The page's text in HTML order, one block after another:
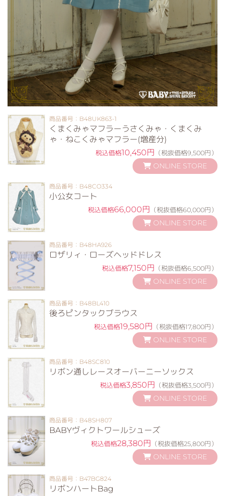
商品番号：B48UK863-1
くまくみゃマフラーうさくみゃ・くまくみ
ゃ・ねこくみゃマフラー(増産分)
税込価格10,450円 （税抜価格9,500円）
ONLINE STORE
商品番号：B48CO334
小公女コート
税込価格66,000円 （税抜価格60,000円）
ONLINE STORE
商品番号：B48HA926
ロザリィ・ローズヘッドドレス
税込価格7,150円 （税抜価格6,500円）
ONLINE STORE
商品番号：B48BL410
後ろピンタックブラウス
税込価格19,580円 （税抜価格17,800円）
ONLINE STORE
商品番号：B48SC810
リボン通しレースオーバーニーソックス
税込価格3,850円 （税抜価格3,500円）
ONLINE STORE
商品番号：B48SH807
BABYヴィクトワールシューズ
税込価格28,380円 （税抜価格25,800円）
ONLINE STORE
商品番号：B47BG824
リボンハートBag